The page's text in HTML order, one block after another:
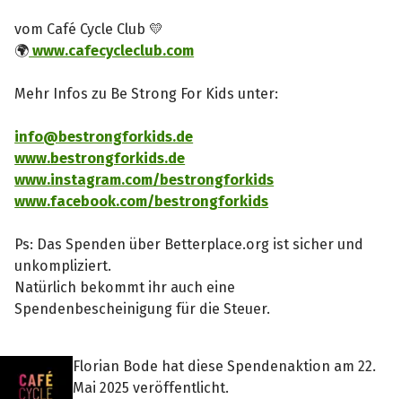
vom Café Cycle Club 💛
🌍 www.cafecycleclub.com
Mehr Infos zu Be Strong For Kids unter:
info@bestrongforkids.de
www.bestrongforkids.de
www.instagram.com/bestrongforkids
www.facebook.com/bestrongforkids
Ps: Das Spenden über Betterplace.org ist sicher und
unkompliziert.
Natürlich bekommt ihr auch eine
Spendenbescheinigung für die Steuer.
Florian Bode hat diese Spendenaktion am 22.
Mai 2025 veröffentlicht.